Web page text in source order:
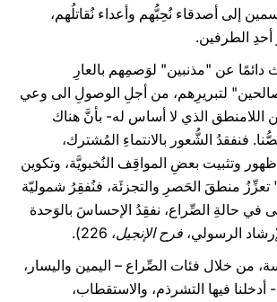
إلى أصدقاء نُحِبُّهم وأعداء نُقاتلُهم،
أحدِ الطرفين.
عن "مذنبين" لوَصمِهم بالعارِ
لتبريرِهم، من أجلِ الوصولِ الى وعي
اللامنطق الذي لا أساس له- بأنَّ هناك
فنفقدُ الشُّعور بالانتماءِ المُشترك،
وتثبيت بعضِ المواقِف النُخبويَّة، وتكوين
منطقَ الحَصرِ والتجزئَة، فنُفقِرُ شموليّة
في حالةِ الصِّراع، نفقِدُ الإحساسَ بالوَحدة
الرسولي، فرح الإنجيل، 226).
من خلال فئات الصِّراع – اليمين واليسار،
فيها التشرذم، والاستقطاب،